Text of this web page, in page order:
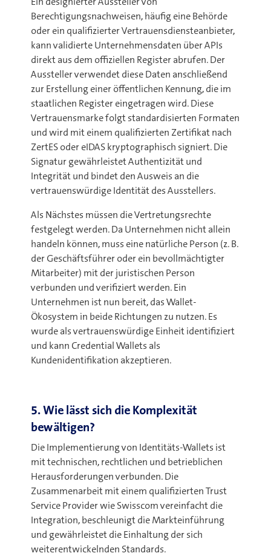
Berechtigungsnachweisen, häufig eine Behörde
oder ein qualifizierter Vertrauensdiensteanbieter,
kann validierte Unternehmensdaten über APIs
direkt aus dem offiziellen Register abrufen. Der
Aussteller verwendet diese Daten anschließend
zur Erstellung einer öffentlichen Kennung, die im
staatlichen Register eingetragen wird. Diese
Vertrauensmarke folgt standardisierten Formaten
und wird mit einem qualifizierten Zertifikat nach
ZertES oder eIDAS kryptographisch signiert. Die
Signatur gewährleistet Authentizität und
Integrität und bindet den Ausweis an die
vertrauenswürdige Identität des Ausstellers.
Als Nächstes müssen die Vertretungsrechte
festgelegt werden. Da Unternehmen nicht allein
handeln können, muss eine natürliche Person (z. B.
der Geschäftsführer oder ein bevollmächtigter
Mitarbeiter) mit der juristischen Person
verbunden und verifiziert werden. Ein
Unternehmen ist nun bereit, das Wallet-
Ökosystem in beide Richtungen zu nutzen. Es
wurde als vertrauenswürdige Einheit identifiziert
und kann Credential Wallets als
Kundenidentifikation akzeptieren.
5. Wie lässt sich die Komplexität
bewältigen?
Die Implementierung von Identitäts-Wallets ist
mit technischen, rechtlichen und betrieblichen
Herausforderungen verbunden. Die
Zusammenarbeit mit einem qualifizierten Trust
Service Provider wie Swisscom vereinfacht die
Integration, beschleunigt die Markteinführung
und gewährleistet die Einhaltung der sich
weiterentwickelnden Standards.